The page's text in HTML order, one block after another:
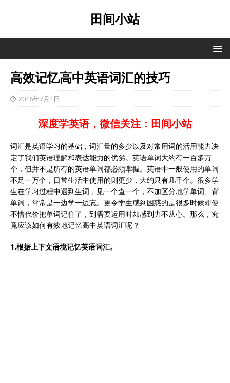
田间小站
高效记忆高中英语词汇的技巧
2016年7月1日
深度学英语，微信关注：田间小站
词汇是英语学习的基础，词汇量的多少以及对常用词的活用能力决
定了我们英语理解和表达能力的优劣。英语单词大约有一百多万
个，但并不是所有的英语单词都必须掌握。英语中一般使用的单词
不足一万个，日常生活中使用的则更少，大约只有几千个。很多学
生在学习过程中遇到生词，见一个查一个，不加区分地学单词、背
单词，常常是一边学一边忘。更令学生感到困惑的是很多时候即使
不惜代价把单词记住了，到需要运用时却感到力不从心。那么，究
竟应该如何有效地记忆高中英语词汇呢？
1.根据上下文语境记忆英语词汇。